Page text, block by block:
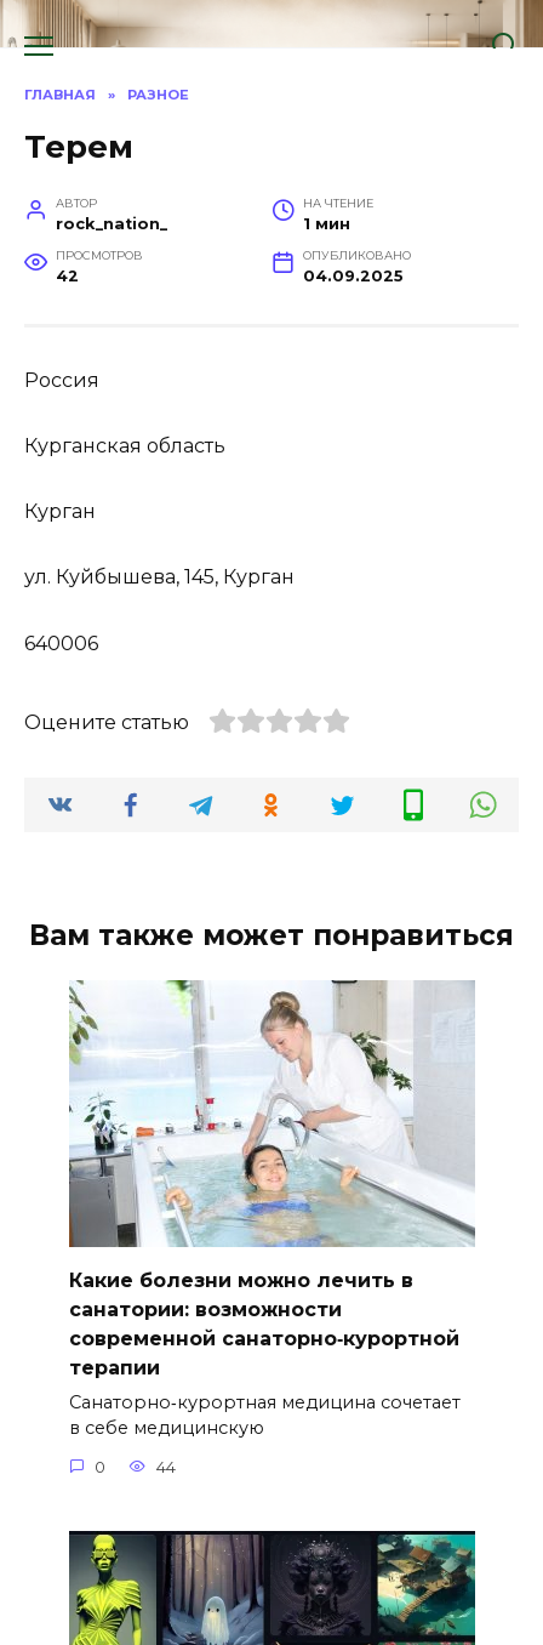
Перейти
к
ГЛАВНАЯ » РАЗНОЕ
Терем
АВТОР
rock_nation_
НА ЧТЕНИЕ
1 мин
ПРОСМОТРОВ
42
ОПУБЛИКОВАНО
04.09.2025
Россия
Курганская область
Курган
ул. Куйбышева, 145, Курган
640006
Оцените статью
Вам также может понравиться
Какие болезни можно лечить в
санатории: возможности
современной санаторно‑курортной
терапии
Санаторно‑курортная медицина сочетает
в себе медицинскую
0 44